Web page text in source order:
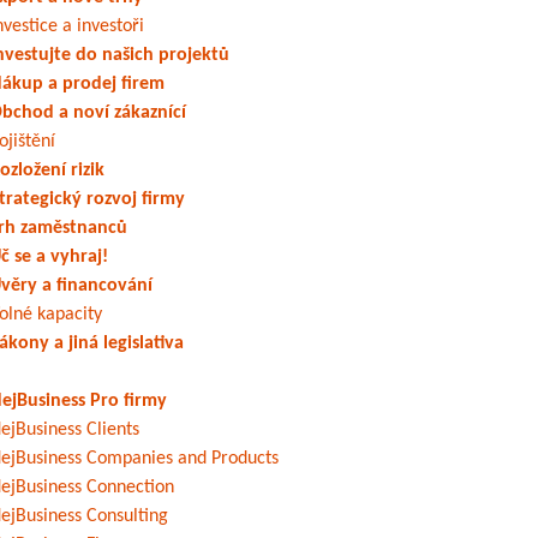
a investoři
do našich projektů
a prodej firem
a noví zákaznící
rizik
rozvoj firmy
zaměstnanců
se a vyhraj!
a financování
kapacity
a jiná legislativa
Pro firmy
Clients
Companies and Products
Connection
Consulting